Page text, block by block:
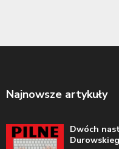
Najnowsze artykuły
Dwóch